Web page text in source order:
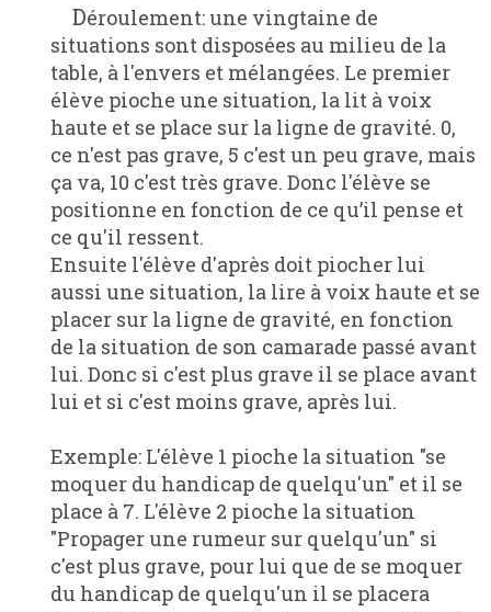
Déroulement: une vingtaine de
situations sont disposées au milieu de la
table, à l'envers et mélangées. Le premier
élève pioche une situation, la lit à voix
haute et se place sur la ligne de gravité. 0,
ce n'est pas grave, 5 c'est un peu grave, mais
ça va, 10 c'est très grave. Donc l'élève se
positionne en fonction de ce qu’il pense et
ce qu'il ressent.
Ensuite l'élève d'après doit piocher lui
aussi une situation, la lire à voix haute et se
placer sur la ligne de gravité, en fonction
de la situation de son camarade passé avant
lui. Donc si c'est plus grave il se place avant
lui et si c'est moins grave, après lui.
Exemple: L'élève 1 pioche la situation "se
moquer du handicap de quelqu'un" et il se
place à 7. L'élève 2 pioche la situation
"Propager une rumeur sur quelqu'un" si
c'est plus grave, pour lui que de se moquer
du handicap de quelqu'un il se placera